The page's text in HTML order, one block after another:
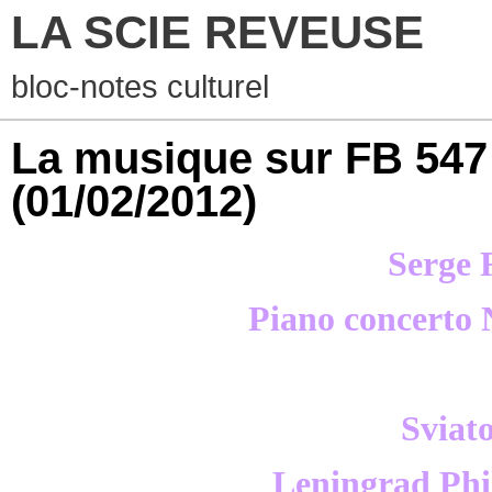
LA SCIE REVEUSE
bloc-notes culturel
La musique sur FB
(01/02/2012)
Serge
Piano concerto
Leningrad